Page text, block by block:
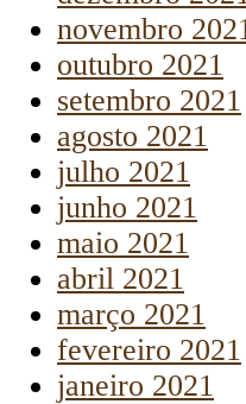
novembro
outubro 2021
setembro 2021
agosto 2021
julho 2021
junho 2021
maio 2021
abril 2021
março 2021
fevereiro 2021
janeiro 2021